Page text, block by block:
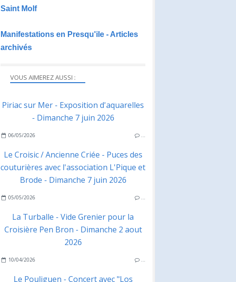
VOUS AIMEREZ AUSSI :
Piriac sur Mer - Exposition d'aquarelles
- Dimanche 7 juin 2026
06/05/2026 …
Le Croisic / Ancienne Criée - Puces des
couturières avec l'association L'Pique et
Brode - Dimanche 7 juin 2026
05/05/2026 …
La Turballe - Vide Grenier pour la
Croisière Pen Bron - Dimanche 2 aout
2026
10/04/2026 …
Le Pouliguen - Concert avec "Los
Saint Molf
Manifestations en Presqu'ile - Articles
archivés